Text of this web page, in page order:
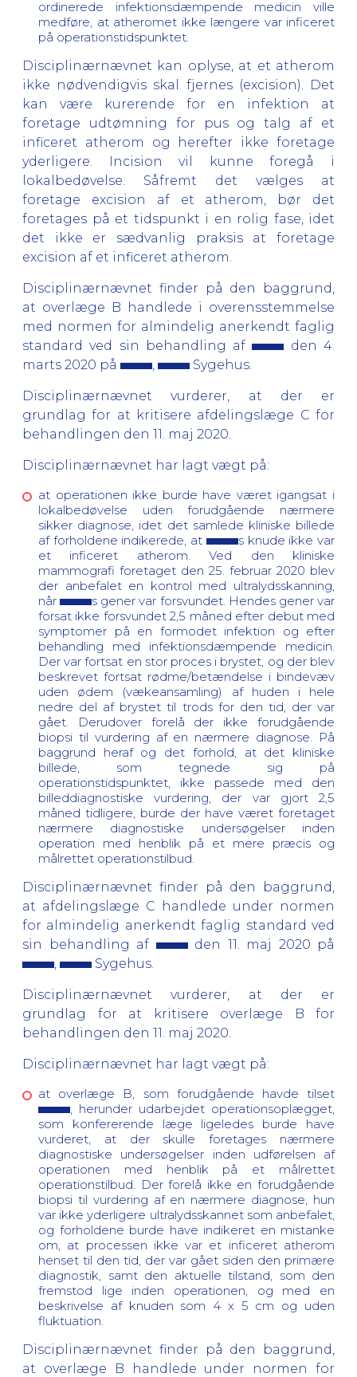
ordinerede infektionsdæmpende medicin ville
medføre, at atheromet ikke længere var inficeret
på operationstidspunktet.
Disciplinærnævnet kan oplyse, at et atherom
ikke nødvendigvis skal fjernes (excision). Det
kan være kurerende for en infektion at
foretage udtømning for pus og talg af et
inficeret atherom og herefter ikke foretage
yderligere. Incision vil kunne foregå i
lokalbedøvelse. Såfremt det vælges at
foretage excision af et atherom, bør det
foretages på et tidspunkt i en rolig fase, idet
det ikke er sædvanlig praksis at foretage
excision af et inficeret atherom.
Disciplinærnævnet finder på den baggrund,
at overlæge B handlede i overensstemmelse
med normen for almindelig anerkendt faglig
standard ved sin behandling af
den 4.
marts 2020 på
, Sygehus.
Disciplinærnævnet vurderer, at der er
grundlag for at kritisere afdelingslæge C for
behandlingen den 11. maj 2020.
Disciplinærnævnet har lagt vægt på:
at operationen ikke burde have været igangsat i
lokalbedøvelse uden forudgående nærmere
sikker diagnose, idet det samlede kliniske billede
af forholdene indikerede, at
s knude ikke var
et inficeret atherom. Ved den kliniske
mammografi foretaget den 25. februar 2020 blev
der anbefalet en kontrol med ultralydsskanning,
når
s gener var forsvundet. Hendes gener var
forsat ikke forsvundet 2,5 måned efter debut med
symptomer på en formodet infektion og efter
behandling med infektionsdæmpende medicin.
Der var fortsat en stor proces i brystet, og der blev
beskrevet fortsat rødme/betændelse i bindevæv
uden ødem (vækeansamling) af huden i hele
nedre del af brystet til trods for den tid, der var
gået. Derudover forelå der ikke forudgående
biopsi til vurdering af en nærmere diagnose. På
baggrund heraf og det forhold, at det kliniske
billede, som tegnede sig på
operationstidspunktet, ikke passede med den
billeddiagnostiske vurdering, der var gjort 2,5
måned tidligere, burde der have været foretaget
nærmere diagnostiske undersøgelser inden
operation med henblik på et mere præcis og
målrettet operationstilbud.
Disciplinærnævnet finder på den baggrund,
at afdelingslæge C handlede under normen
for almindelig anerkendt faglig standard ved
sin behandling af
den 11. maj 2020 på
,
Sygehus.
Disciplinærnævnet vurderer, at der er
grundlag for at kritisere overlæge B for
behandlingen den 11. maj 2020.
Disciplinærnævnet har lagt vægt på:
at overlæge B, som forudgående havde tilset
, herunder udarbejdet operationsoplægget,
som konfererende læge ligeledes burde have
vurderet, at der skulle foretages nærmere
diagnostiske undersøgelser inden udførelsen af
operationen med henblik på et målrettet
operationstilbud. Der forelå ikke en forudgående
biopsi til vurdering af en nærmere diagnose, hun
var ikke yderligere ultralydsskannet som anbefalet,
og forholdene burde have indikeret en mistanke
om, at processen ikke var et inficeret atherom
henset til den tid, der var gået siden den primære
diagnostik, samt den aktuelle tilstand, som den
fremstod lige inden operationen, og med en
beskrivelse af knuden som 4 x 5 cm og uden
fluktuation.
Disciplinærnævnet finder på den baggrund,
at overlæge B handlede under normen for